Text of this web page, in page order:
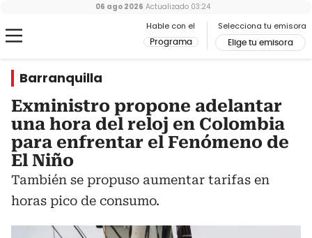
Hable con el
Programa
Selecciona tu emisora
Elige tu emisora
06 ago 2026 Actualizado 03:24
Barranquilla
Exministro propone adelantar
una hora del reloj en Colombia
para enfrentar el Fenómeno de
El Niño
También se propuso aumentar tarifas en
horas pico de consumo.